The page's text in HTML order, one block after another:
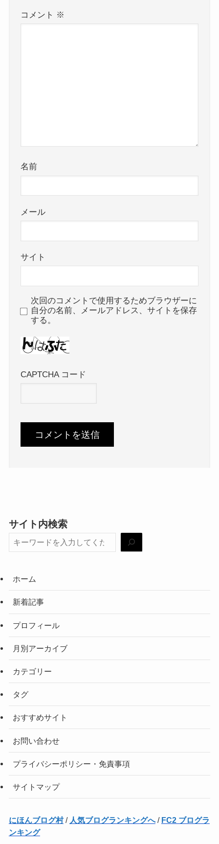
コメント ※
名前
メール
サイト
次回のコメントで使用するためブラウザーに
自分の名前、メールアドレス、サイトを保存
する。
CAPTCHA コード
サイト内検索
ホーム
新着記事
プロフィール
月別アーカイブ
カテゴリー
タグ
おすすめサイト
お問い合わせ
プライバシーポリシー・免責事項
サイトマップ
にほんブログ村/ 人気ブログランキングへ/ FC2 ブログラ
ンキング